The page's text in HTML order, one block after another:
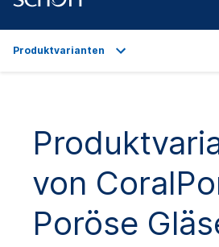
Technische Daten
Produktvarianten
Downloads
Produktvarianten
von
Poröse